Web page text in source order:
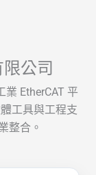
公司
業 EtherCAT 平
工具與工程支
整合。